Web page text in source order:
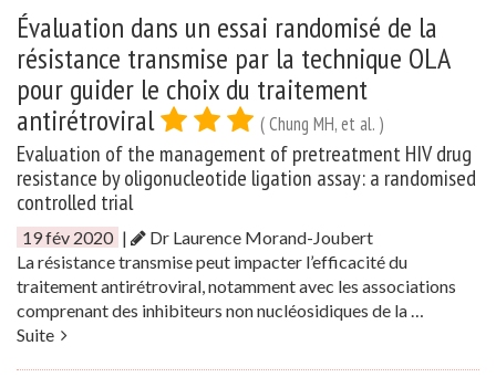
Évaluation dans un essai randomisé de la
résistance transmise par la technique OLA
pour guider le choix du traitement
antirétroviral
( Chung MH, et al. )
Evaluation of the management of pretreatment HIV drug
resistance by oligonucleotide ligation assay: a randomised
controlled trial
19 fév 2020 |
Dr Laurence Morand-Joubert
La résistance transmise peut impacter l’efficacité du
traitement antirétroviral, notamment avec les associations
comprenant des inhibiteurs non nucléosidiques de la …
Suite